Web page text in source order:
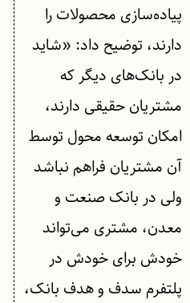
پیاده‌سازی محصولات را
دارند، توضیح داد: «شاید
در بانک‌های دیگر که
مشتریان حقیقی دارند،
امکان توسعه محول توسط
آن مشتریان فراهم نباشد
ولی در بانک صنعت و
معدن، مشتری می‌تواند
خودش برای خودش در
پلتفرم سدف و هدف بانک،